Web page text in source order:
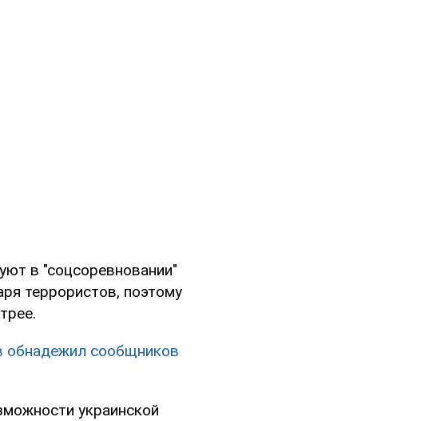
в "соцсоревновании"
террористов, поэтому
обнадежил сообщников
украинской